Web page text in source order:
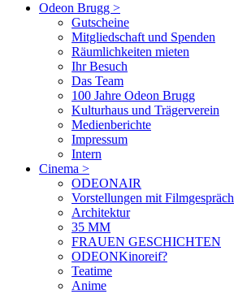
Odeon Brugg >
Gutscheine
Mitgliedschaft und Spenden
Räumlichkeiten mieten
Ihr Besuch
Das Team
100 Jahre Odeon Brugg
Kulturhaus und Trägerverein
Medienberichte
Impressum
Intern
Cinema >
ODEONAIR
Vorstellungen mit Filmgespräch
Architektur
35 MM
FRAUEN GESCHICHTEN
ODEONKinoreif?
Teatime
Anime